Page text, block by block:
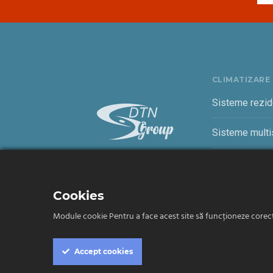
CLIMATIZARE
Sisteme
Sisteme
Termeni și condiții
Cookies
Module cookie Pentru a face acest site să funcționeze
Accept cookies